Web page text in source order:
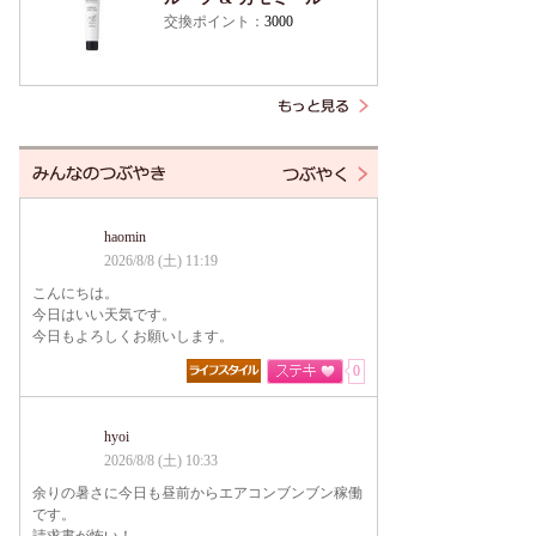
交換ポイント： 3000
haomin
2026/8/8 (土) 11:19
こんにちは。
今日はいい天気です。
今日もよろしくお願いします。
0
hyoi
2026/8/8 (土) 10:33
余りの暑さに今日も昼前からエアコンブンブン稼働
です。